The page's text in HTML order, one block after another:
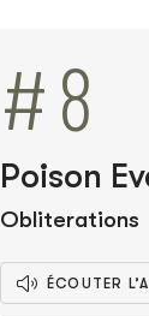
#8
Poison
Obliterations
ÉCOUTER